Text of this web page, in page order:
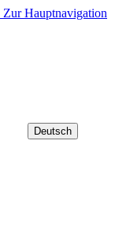
Zur Hauptnavigation
Deutsch